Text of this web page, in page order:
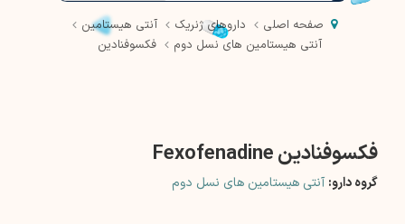
صفحه اصلی داروهای ژنریک
آنتی هیستامین
آنتی هیستامین های نسل دوم
فکسوفنادین
فکسوفنادین Fexofenadine
گروه دارو: آنتی هیستامین های نسل دوم